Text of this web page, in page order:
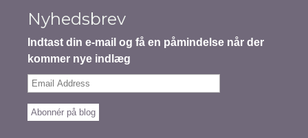
Nyhedsbrev
Indtast din e-mail og få en påmindelse når der
kommer nye indlæg
Email
Abonnér på blog